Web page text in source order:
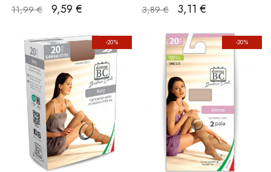
11,99 €
9,59 €
3,89 €
3,11 €
-20% -20%